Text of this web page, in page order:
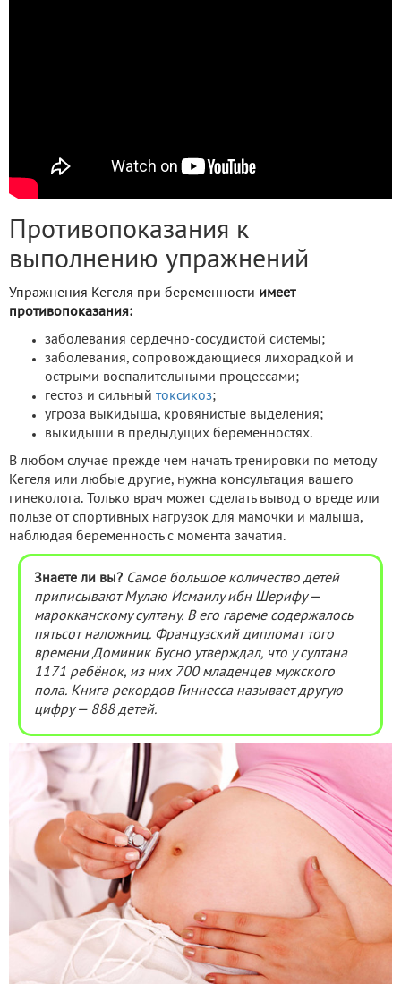
Противопоказания к
выполнению упражнений
Упражнения Кегеля при беременности имеет
противопоказания:
заболевания сердечно-сосудистой системы;
заболевания, сопровождающиеся лихорадкой и
острыми воспалительными процессами;
гестоз и сильный токсикоз;
угроза выкидыша, кровянистые выделения;
выкидыши в предыдущих беременностях.
В любом случае прежде чем начать тренировки по методу
Кегеля или любые другие, нужна консультация вашего
гинеколога. Только врач может сделать вывод о вреде или
пользе от спортивных нагрузок для мамочки и малыша,
наблюдая беременность с момента зачатия.
Знаете ли вы? Самое большое количество детей
приписывают Мулаю Исмаилу ибн Шерифу —
марокканскому султану. В его гареме содержалось
пятьсот наложниц. Французский дипломат того
времени Доминик Бусно утверждал, что у султана
1171 ребёнок, из них 700 младенцев мужского
пола. Книга рекордов Гиннесса называет другую
цифру — 888 детей.